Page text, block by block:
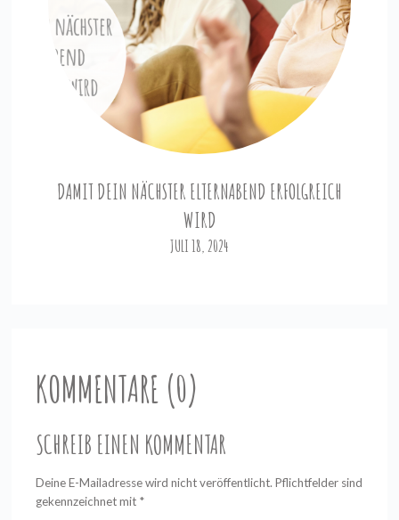
DAMIT DEIN NÄCHSTER ELTERNABEND ERFOLGREICH
WIRD
JULI 18, 2024
KOMMENTARE (0)
SCHREIB EINEN KOMMENTAR
Deine E-Mailadresse wird nicht veröffentlicht. Pflichtfelder sind
gekennzeichnet mit *